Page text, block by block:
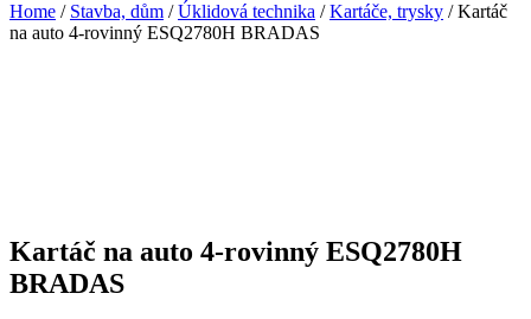
Home / Stavba, dům /Úklidová technika /Kartáče, trysky / Kartáč
na auto 4-rovinný ESQ2780H BRADAS
Kartáč na auto 4-rovinný ESQ2780H
BRADAS